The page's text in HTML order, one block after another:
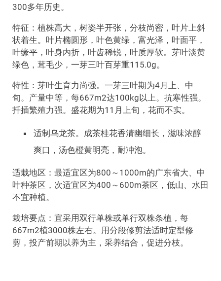
300多年历史。
特征：植株高大，树姿半开张，分枝尚密，叶片上斜
状着生。叶片椭圆形，叶色黄绿，富光泽，叶面平，
叶缘平，叶身内折，叶齿稀锐，叶质厚软。芽叶淡黄
绿色，茸毛少，一芽三叶百芽重115.0g。
特性：芽叶生育力尚强。一芽三叶期为4月上、中
旬。产量中等，每667m2达100kg以上。抗寒性强。
扦插繁殖力强。盛花期为11月上旬，花而不实。
适制乌龙茶。成茶桂花香清幽细长，滋味浓醇
爽口，汤色橙黄明亮，耐冲泡。
适栽地区：最适宜区为800～1000m的广东省大、中
叶种茶区，次适宜区为400～600m茶区，低山、水田
不宜种植。
栽培要点：宜采用双行单株或单行双株条植，每
667m2植3000株左右。用分段修剪法适时定型修
剪，投产前期以养为主，采养结合，促进分枝。